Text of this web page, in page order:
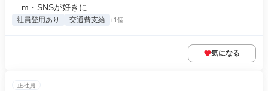
m・SNSが好きに...
社員登用あり 交通費支給 +1個
気になる
正社員